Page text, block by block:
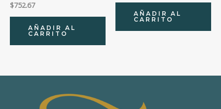
$752.67
AÑADIR AL
CARRITO
AÑADIR AL
CARRITO